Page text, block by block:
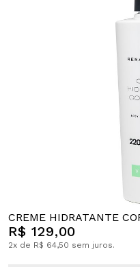
CREME HIDRATANTE
R$ 129,00
2x de R$ 64,50 sem juros.